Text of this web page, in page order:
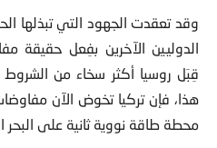
وقد تعقدت الجهود التي تبذلها
الدوليين الآخرين بفِعل حقيقة
قِبَل روسيا أكثر سخاء من
هذا، فإن تركيا تخوض الآن
محطة طاقة نووية ثانية على البحر